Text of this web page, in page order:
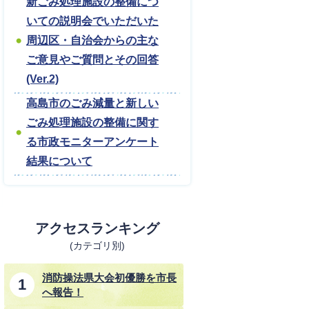
いての説明会でいただいた
周辺区・自治会からの主な
ご意見やご質問とその回答
(Ver.2)
高島市のごみ減量と新しい
ごみ処理施設の整備に関す
る市政モニターアンケート
結果について
アクセスランキング
(カテゴリ別)
消防操法県大会初優勝を市長
へ報告！